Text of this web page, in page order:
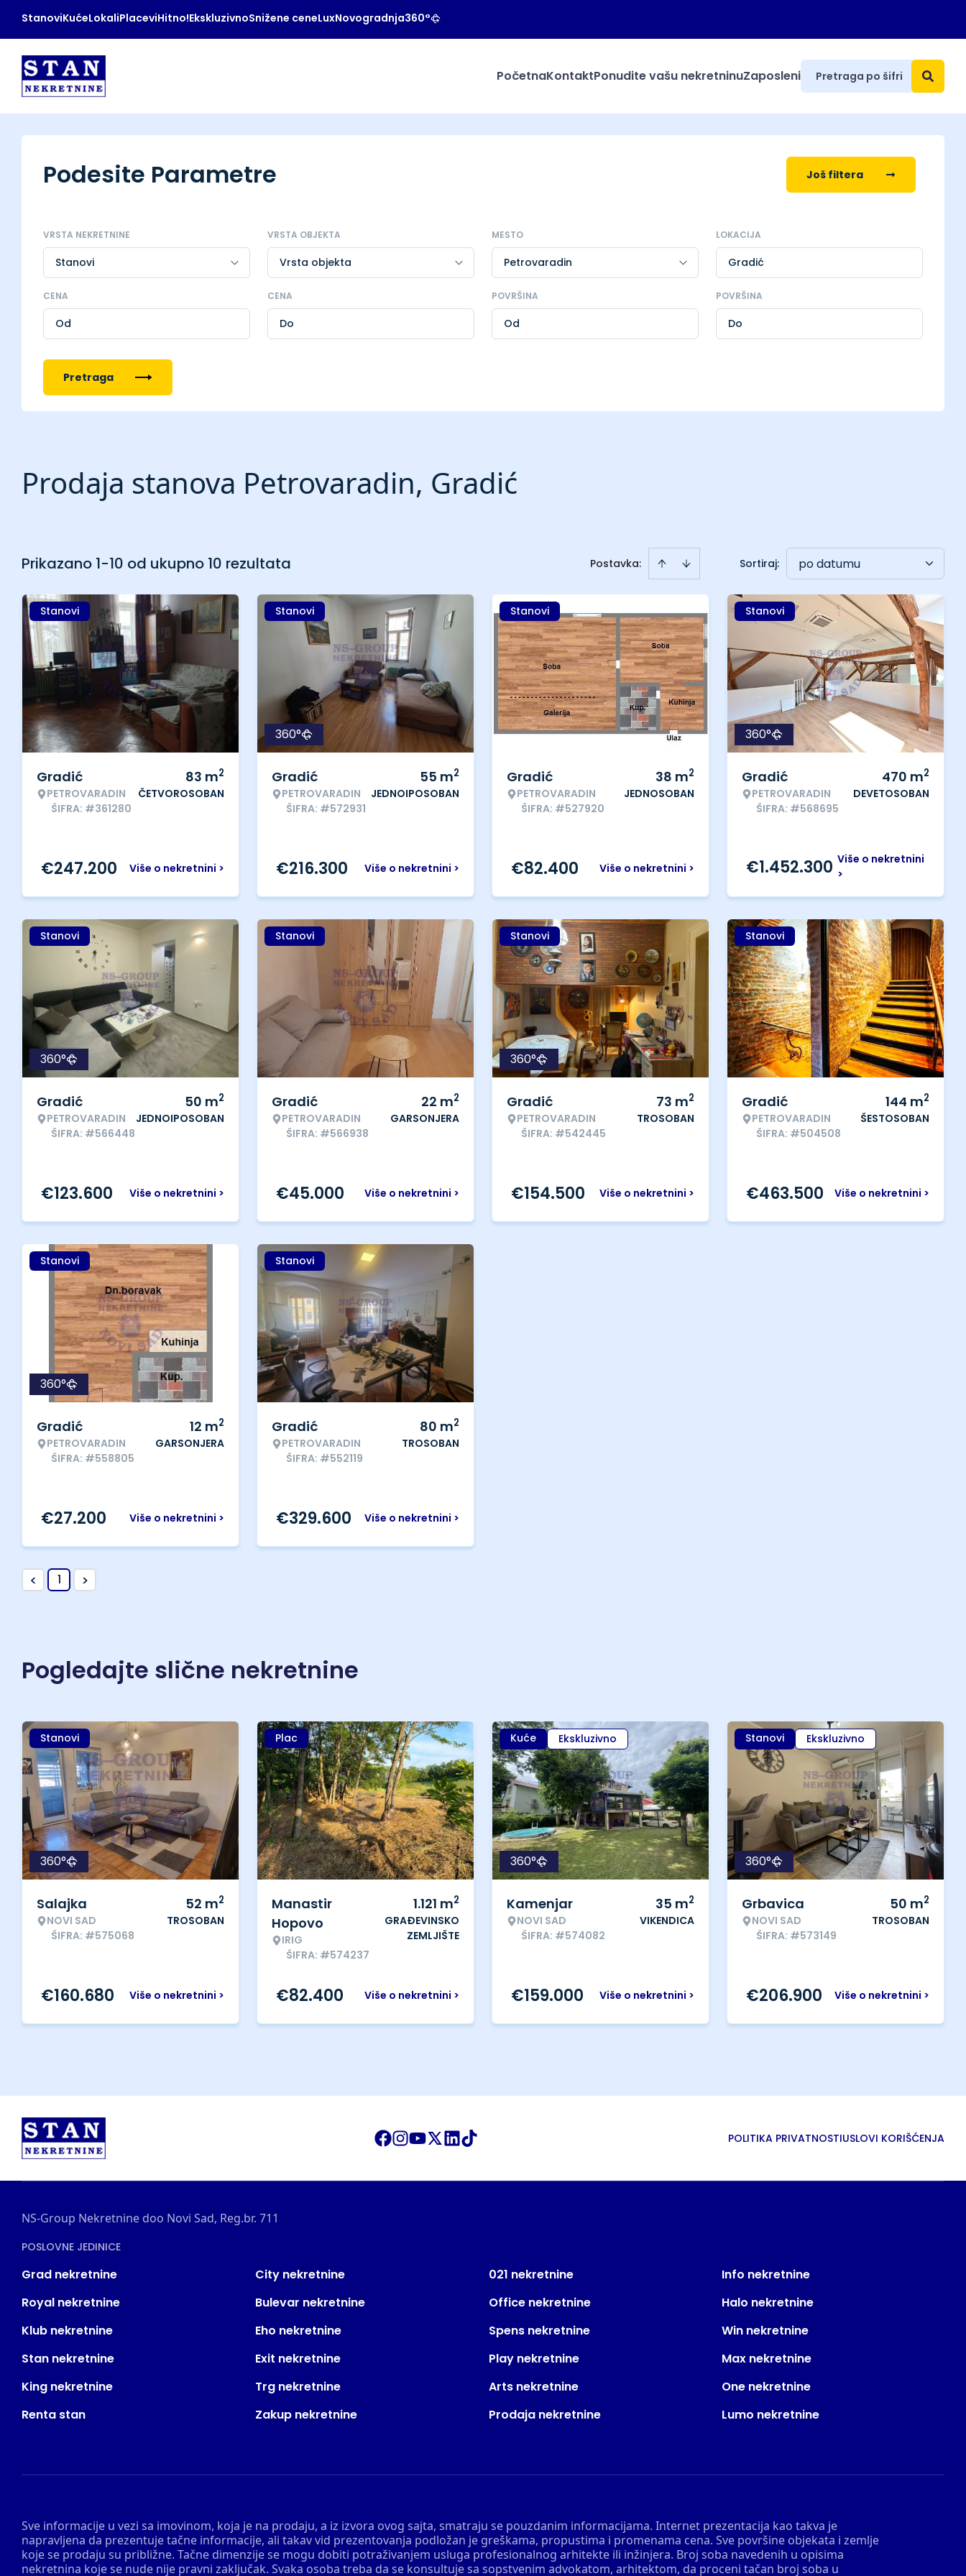
StanoviKućeLokaliPlaceviHitno!EkskluzivnoSnižene ceneLuxNovogradnja360°
PočetnaKontaktPonudite vašu nekretninuZaposleni
Podesite Parametre Još filtera
VRSTA NEKRETNINE VRSTA OBJEKTA MESTO LOKACIJA
Gradić
CENA CENA POVRŠINA POVRŠINA
Pretraga
Prodaja stanova Petrovaradin, Gradić
Prikazano 1-10 od ukupno 10 rezultata Postavka: Sortiraj: po datumu
Stanovi
Gradić
PETROVARADIN
ŠIFRA: #361280
83 m2
ČETVOROSOBAN
Više o nekretnini >
€247.200
Stanovi
360°
Gradić
PETROVARADIN
ŠIFRA: #572931
55 m2
JEDNOIPOSOBAN
Više o nekretnini >
€216.300
Stanovi
Gradić
PETROVARADIN
ŠIFRA: #527920
38 m2
JEDNOSOBAN
Više o nekretnini >
€82.400
Stanovi
360°
Gradić
PETROVARADIN
ŠIFRA: #568695
470 m2
DEVETOSOBAN
Više o nekretnini
>
€1.452.300
Stanovi
360°
Gradić
PETROVARADIN
ŠIFRA: #566448
50 m2
JEDNOIPOSOBAN
Više o nekretnini >
€123.600
Stanovi
Gradić
PETROVARADIN
ŠIFRA: #566938
22 m2
GARSONJERA
Više o nekretnini >
€45.000
Stanovi
360°
Gradić
PETROVARADIN
ŠIFRA: #542445
73 m2
TROSOBAN
Više o nekretnini >
€154.500
Stanovi
Gradić
PETROVARADIN
ŠIFRA: #504508
144 m2
ŠESTOSOBAN
Više o nekretnini >
€463.500
Stanovi
360°
Gradić
PETROVARADIN
ŠIFRA: #558805
12 m2
GARSONJERA
Više o nekretnini >
€27.200
Stanovi
Gradić
PETROVARADIN
ŠIFRA: #552119
80 m2
TROSOBAN
Više o nekretnini >
€329.600
< 1 >
Pogledajte slične nekretnine
Stanovi
360°
Salajka
NOVI SAD
ŠIFRA: #575068
52 m2
TROSOBAN
Više o nekretnini >
€160.680
Plac
Manastir
Hopovo
IRIG
ŠIFRA: #574237
1.121 m2
GRAĐEVINSKO
ZEMLJIŠTE
Više o nekretnini >
€82.400
Kuće Ekskluzivno
360°
Kamenjar
NOVI SAD
ŠIFRA: #574082
35 m2
VIKENDICA
Više o nekretnini >
€159.000
Stanovi Ekskluzivno
360°
Grbavica
NOVI SAD
ŠIFRA: #573149
50 m2
TROSOBAN
Više o nekretnini >
€206.900
POLITIKA PRIVATNOSTIUSLOVI KORIŠĆENJA
Sve informacije u vezi sa imovinom, koja je na prodaju, a iz izvora ovog sajta, smatraju se pouzdanim informacijama. Internet prezentacija kao takva je
napravljena da prezentuje tačne informacije, ali takav vid prezentovanja podložan je greškama, propustima i promenama cena. Sve površine objekata i zemlje
koje se prodaju su približne. Tačne dimenzije se mogu dobiti potraživanjem usluga profesionalnog arhitekte ili inžinjera. Broj soba navedenih u opisima
nekretnina koje se nude nije pravni zaključak. Svaka osoba treba da se konsultuje sa sopstvenim advokatom, arhitektom, da proceni tačan broj soba u
NS-Group Nekretnine doo Novi Sad, Reg.br. 711
POSLOVNE JEDINICE
Grad nekretnine City nekretnine 021 nekretnine
Info nekretnine
Royal nekretnine
Bulevar nekretnine Office nekretnine
Halo nekretnine
Klub nekretnine
Eho nekretnine Spens nekretnine
Win nekretnine
Stan nekretnine
Exit nekretnine Play nekretnine
Max nekretnine
King nekretnine
Trg nekretnine Arts nekretnine
One nekretnine
Renta stan
Zakup nekretnine Prodaja nekretnine Lumo nekretnine